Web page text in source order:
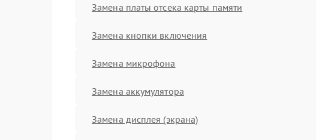
Замена платы отсека карты памяти
Замена кнопки включения
Замена микрофона
Замена аккумулятора
Замена дисплея (экрана)